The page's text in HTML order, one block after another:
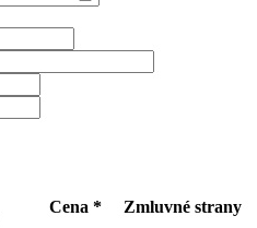
Cena * Zmluvné strany